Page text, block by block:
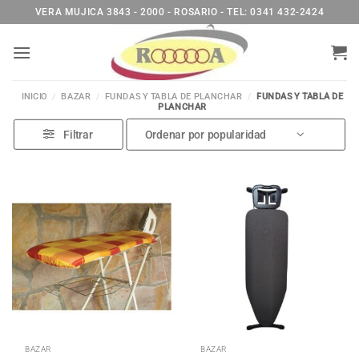
al
contenido
VERA MUJICA 3843 - 2000 - ROSARIO - TEL: 0341 432-2424
INICIO / BAZAR / FUNDAS Y TABLA DE PLANCHAR / FUNDAS Y TABLA DE
PLANCHAR
Filtrar
BAZAR BAZAR